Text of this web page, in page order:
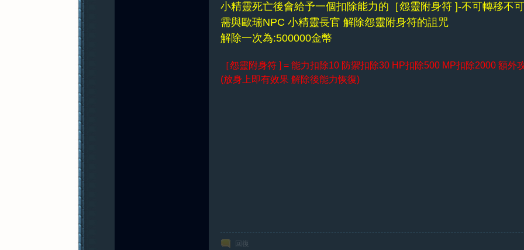
小精靈死亡後會給予一個扣除能力的［怨靈附身符 ]-不可轉移不
需與歐瑞NPC 小精靈長官 解除怨靈附身符的詛咒
解除一次為:500000金幣
［怨靈附身符 ] = 能力扣除10 防禦扣除30 HP扣除500 MP扣除2000 額外
(放身上即有效果 解除後能力恢復)
回復